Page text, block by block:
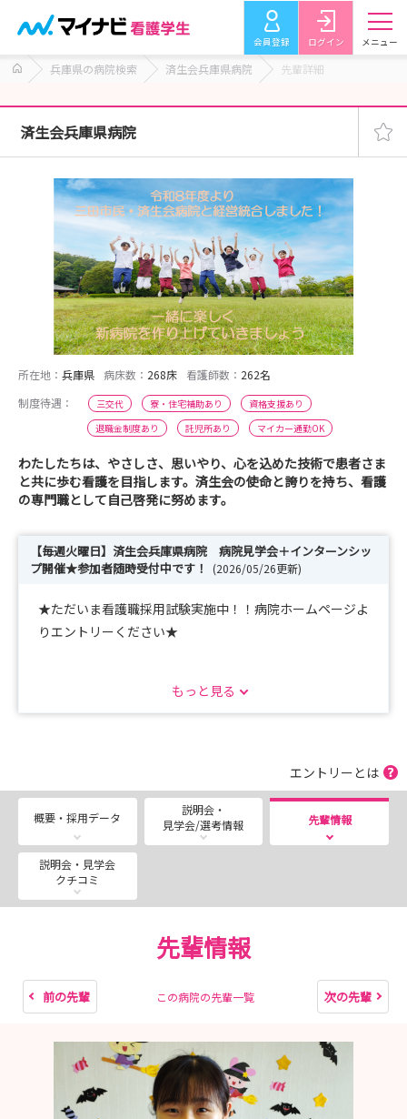
会員登録 ログイン メニュー
兵庫県の病院検索 済生会兵庫県病院 先輩詳細
済生会兵庫県病院
所在地： 兵庫県 病床数： 268床 看護師数： 262名
制度待遇：
三交代 寮・住宅補助あり
資格支援あり
退職金制度あり
託児所あり マイカー通勤OK
わたしたちは、やさしさ、思いやり、心を込めた技術で患者さま
と共に歩む看護を目指します。済生会の使命と誇りを持ち、看護
の専門職として自己啓発に努めます。
【毎週火曜日】済生会兵庫県病院 病院見学会＋インターンシッ
プ開催★参加者随時受付中です！
(2026/05/26更新)
★ただいま看護職採用試験実施中！！病院ホームページよ
りエントリーください★
令和12年の統合に向けて、令和8年4月より兵庫県済生会
病院見学会+インターンシップを開催しています♪
★1日あたり5名までの参加としております
※参加希望人数の状況によりお日にちの移動をお願いす
る場合があります
★病院説明会のみの参加も可能です（※事前に必ずご連絡
★ご希望の病棟をお聞きします
以下マイナビ上の画面より、申し込むボタンからご予約く
ださいませ
https://nurse.mynavi.jp/student/hospitals/outline/904
80/seminars/detail/f824479a276841f2c1e0c4ddf79f5f0
もっと見る
エントリーとは
概要・採用データ
説明会・
見学会/選考情報
先輩情報
説明会・見学会
クチコミ
先輩情報
前の先輩 この病院の先輩一覧 次の先輩